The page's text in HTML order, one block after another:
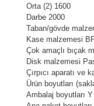
Orta (2) 1600
Darbe 2000
Taban/gövde
Kase malzemesi
Çok amaçlı bıçak
Disk malzemesi
Çırpıcı aparatı ve
Ürün boyutları
Ambalaj boyutları